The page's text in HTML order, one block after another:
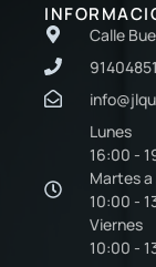
Calle
Lunes
16:00 -
Martes
10:00 -
Viernes
10:00 -